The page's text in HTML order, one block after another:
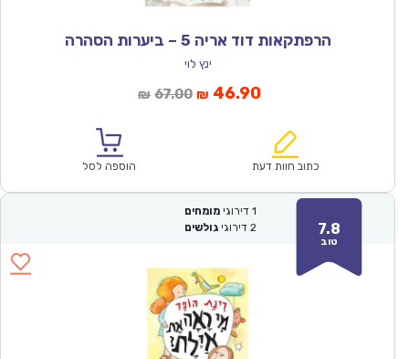
הרפתקאות דוד אריה 5 – ביערות הסהרה
ינץ לוי
₪ 67.00המחיר
₪67.00.
₪ 46.90המחיר
הוא:
כתוב חוות דעת הוספה לסל
7.8
טוב
1 דירוגי מומחים
2 דירוגי גולשים